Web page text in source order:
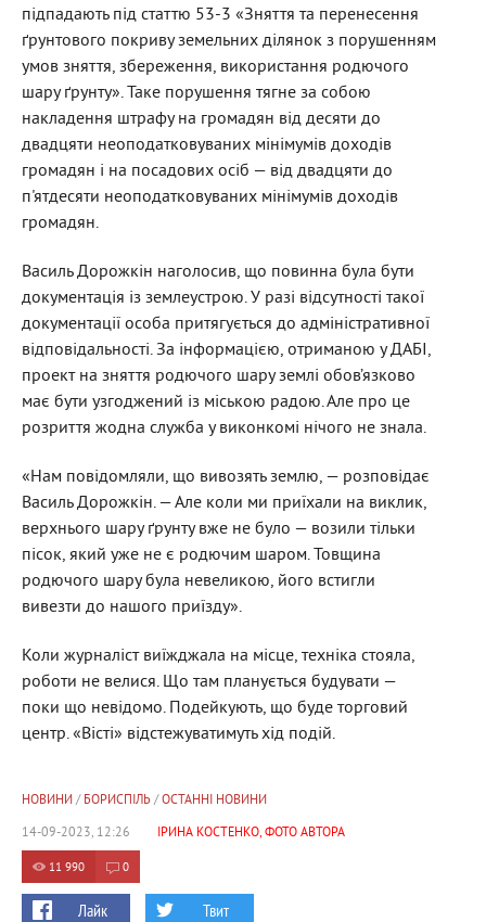
підпадають під статтю 53-3 «Зняття та перенесення
ґрунтового покриву земельних ділянок з порушенням
умов зняття, збереження, використання родючого
шару ґрунту». Таке порушення тягне за собою
накладення штрафу на громадян від десяти до
двадцяти неоподатковуваних мінімумів доходів
громадян і на посадових осіб — від двадцяти до
п'ятдесяти неоподатковуваних мінімумів доходів
громадян.
Василь Дорожкін наголосив, що повинна була бути
документація із землеустрою. У разі відсутності такої
документації особа притягується до адміністративної
відповідальності. За інформацією, отриманою у ДАБІ,
проект на зняття родючого шару землі обов’язково
має бути узгоджений із міською радою. Але про це
розриття жодна служба у виконкомі нічого не знала.
«Нам повідомляли, що вивозять землю, — розповідає
Василь Дорожкін. — Але коли ми приїхали на виклик,
верхнього шару ґрунту вже не було — возили тільки
пісок, який уже не є родючим шаром. Товщина
родючого шару була невеликою, його встигли
вивезти до нашого приїзду».
Коли журналіст виїжджала на місце, техніка стояла,
роботи не велися. Що там планується будувати —
поки що невідомо. Подейкують, що буде торговий
центр. «Вісті» відстежуватимуть хід подій.
НОВИНИ/ БОРИСПІЛЬ/ ОСТАННІ НОВИНИ
14-09-2023, 12:26
ІРИНА КОСТЕНКО, ФОТО АВТОРА
11 990 0
Лайк Твит